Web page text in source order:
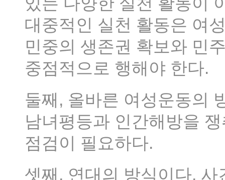
대중적인 실천 활동은 여
민중의 생존권 확보와 민
중점적으로 행해야 한다.
둘째, 올바른 여성운동의
남녀평등과 인간해방을
점검이 필요하다.
셋째, 연대의 방식이다.